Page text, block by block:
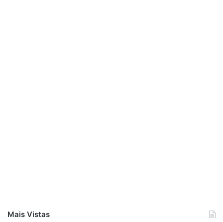
O segredo de um bolo de chocolate verdadeiramente
Mais Vistas